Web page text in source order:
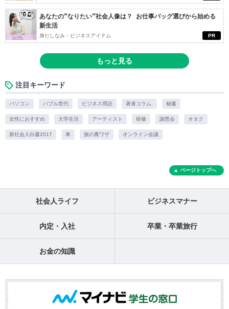
PR
あなたの“なりたい”社会人像は？ お仕事バッグ選びから始める
新生活
身だしなみ・ビジネスアイテム
もっと見る
注目キーワード
パソコン バブル世代 ビジネス用語 著者コラム. 秘書
女性におすすめ 大学生活 アーティスト 研修 謝恩会 オタク
新社会人白書2017 車 旅の裏ワザ オンライン会議
ページトップへ
社会人ライフ ビジネスマナー
内定・入社 卒業・卒業旅行
お金の知識